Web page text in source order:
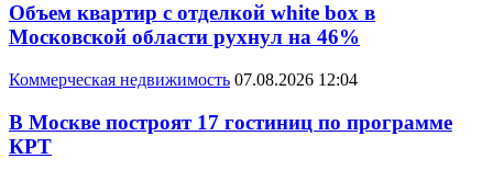
Объем квартир с отделкой white box в
Московской области рухнул на 46%
Коммерческая недвижимость 07.08.2026 12:04
В Москве построят 17 гостиниц по программе
КРТ